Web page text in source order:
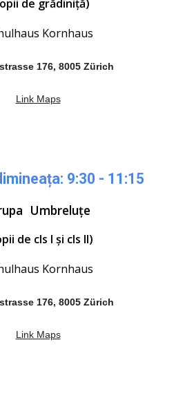
de grădiniță)
Kornhaus
176, 8005 Zürich
Link Maps
9:30 - 11:15
Umbreluțe
de cls I și cls II)
Kornhaus
176, 8005 Zürich
Link Maps